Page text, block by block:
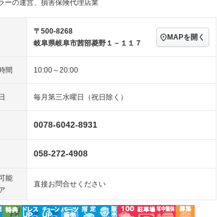
装備略号／用語解説
－ ポータブルナビ
スマートキー ローダウン
3列シート ベンチシート
オットマン
後席モニター
ーの運営、損害保険代理店業
〒500-8268
岐阜県岐阜市茜部菱野１－１１７
MAPを開く
間 10:00～20:00
毎月第三水曜日（祝日除く）
0078-6042-8931
058-272-4908
能
直接お問合せください